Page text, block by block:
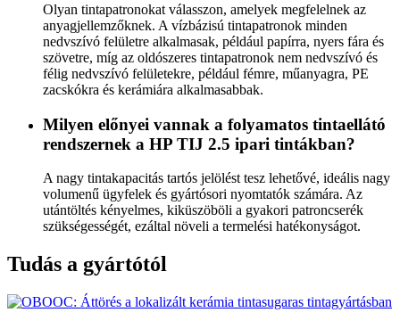
Olyan tintapatronokat válasszon, amelyek megfelelnek az
anyagjellemzőknek. A vízbázisú tintapatronok minden
nedvszívó felületre alkalmasak, például papírra, nyers fára és
szövetre, míg az oldószeres tintapatronok nem nedvszívó és
félig nedvszívó felületekre, például fémre, műanyagra, PE
zacskókra és kerámiára alkalmasabbak.
Milyen előnyei vannak a folyamatos tintaellátó
rendszernek a HP TIJ 2.5 ipari tintákban?
A nagy tintakapacitás tartós jelölést tesz lehetővé, ideális nagy
volumenű ügyfelek és gyártósori nyomtatók számára. Az
utántöltés kényelmes, kiküszöböli a gyakori patroncserék
szükségességét, ezáltal növeli a termelési hatékonyságot.
Tudás a gyártótól